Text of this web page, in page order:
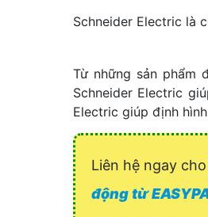
Schneider Electric là
Từ những sản phẩm
Schneider Electric
Electric giúp định
Liên hệ ngay cho
động từ